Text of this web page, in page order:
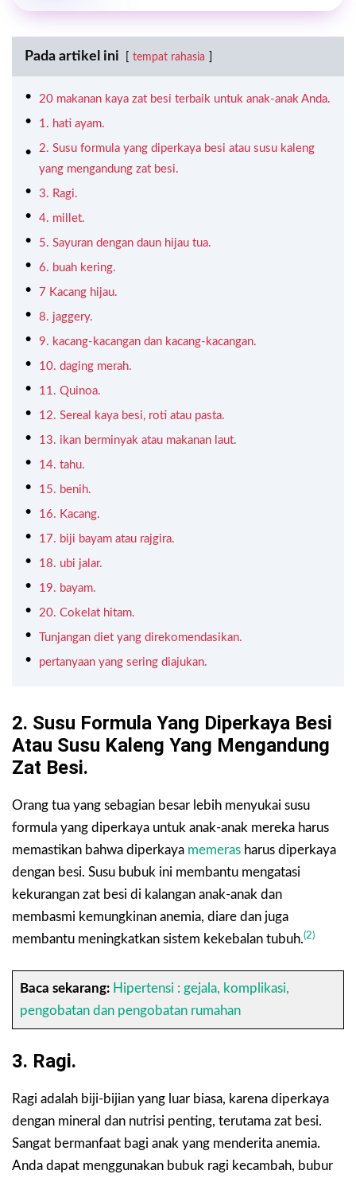
Pada artikel ini tempat rahasia
20 makanan kaya zat besi terbaik untuk anak-anak Anda.
1. hati ayam.
2. Susu formula yang diperkaya besi atau susu kaleng
yang mengandung zat besi.
3. Ragi.
4. millet.
5. Sayuran dengan daun hijau tua.
6. buah kering.
7 Kacang hijau.
8. jaggery.
9. kacang-kacangan dan kacang-kacangan.
10. daging merah.
11. Quinoa.
12. Sereal kaya besi, roti atau pasta.
13. ikan berminyak atau makanan laut.
14. tahu.
15. benih.
16. Kacang.
17. biji bayam atau rajgira.
18. ubi jalar.
19. bayam.
20. Cokelat hitam.
Tunjangan diet yang direkomendasikan.
pertanyaan yang sering diajukan.
2. Susu Formula Yang Diperkaya Besi
Atau Susu Kaleng Yang Mengandung
Zat Besi.
Orang tua yang sebagian besar lebih menyukai susu
formula yang diperkaya untuk anak-anak mereka harus
memastikan bahwa diperkaya memeras harus diperkaya
dengan besi. Susu bubuk ini membantu mengatasi
kekurangan zat besi di kalangan anak-anak dan
membasmi kemungkinan anemia, diare dan juga
membantu meningkatkan sistem kekebalan tubuh.(2)
Baca sekarang: Hipertensi : gejala, komplikasi,
pengobatan dan pengobatan rumahan
3. Ragi.
Ragi adalah biji-bijian yang luar biasa, karena diperkaya
dengan mineral dan nutrisi penting, terutama zat besi.
Sangat bermanfaat bagi anak yang menderita anemia.
Anda dapat menggunakan bubuk ragi kecambah, bubur